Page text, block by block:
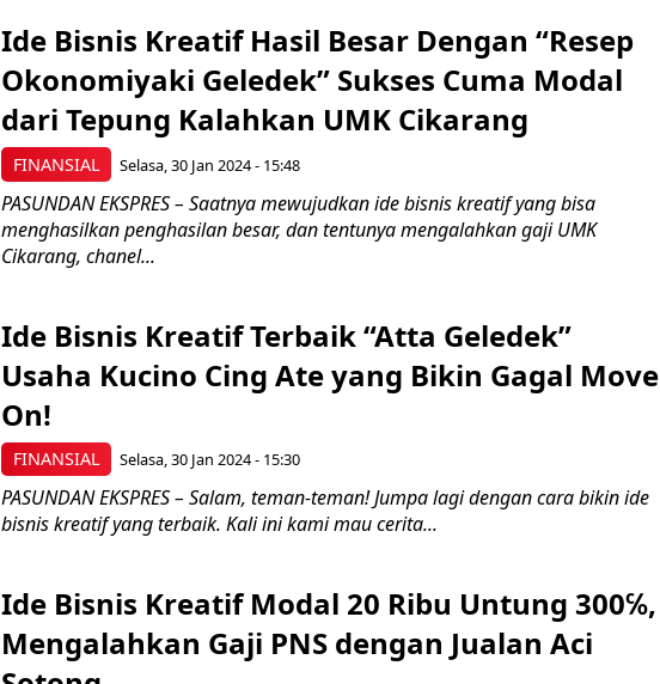
FINANSIAL
Ide Bisnis Kreatif Hasil Besar Dengan “Resep
Okonomiyaki Geledek” Sukses Cuma Modal
dari Tepung Kalahkan UMK Cikarang
Selasa, 30 Jan 2024 - 15:48
PASUNDAN EKSPRES – Saatnya mewujudkan ide bisnis kreatif yang bisa
menghasilkan penghasilan besar, dan tentunya mengalahkan gaji UMK
Cikarang, chanel...
FINANSIAL
Ide Bisnis Kreatif Terbaik “Atta Geledek”
Usaha Kucino Cing Ate yang Bikin Gagal Move
On!
Selasa, 30 Jan 2024 - 15:30
PASUNDAN EKSPRES – Salam, teman-teman! Jumpa lagi dengan cara bikin ide
bisnis kreatif yang terbaik. Kali ini kami mau cerita...
Ide Bisnis Kreatif Modal 20 Ribu Untung 300℅,
Mengalahkan Gaji PNS dengan Jualan Aci